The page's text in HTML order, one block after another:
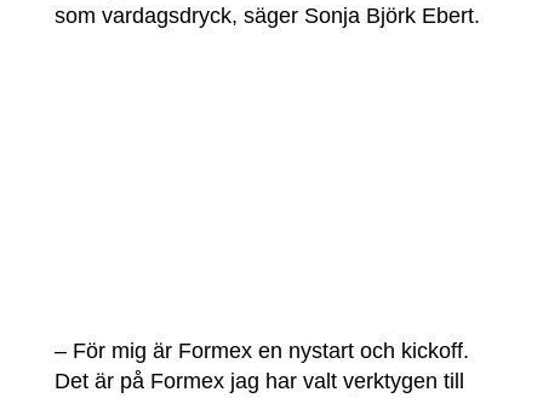
som vardagsdryck, säger Sonja Björk Ebert.
– För mig är Formex en nystart och kickoff.
Det är på Formex jag har valt verktygen till